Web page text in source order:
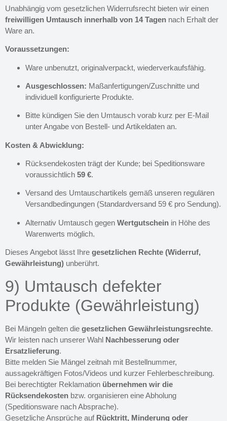
Unabhängig vom gesetzlichen Widerrufsrecht bieten wir einen
freiwilligen Umtausch innerhalb von 14 Tagen nach Erhalt der
Ware an.
Voraussetzungen:
Ware unbenutzt, originalverpackt, wiederverkaufsfähig.
Ausgeschlossen: Maßanfertigungen/Zuschnitte und
individuell konfigurierte Produkte.
Bitte kündigen Sie den Umtausch vorab kurz per E-Mail
unter Angabe von Bestell- und Artikeldaten an.
Kosten & Abwicklung:
Rücksendekosten trägt der Kunde; bei Speditionsware
voraussichtlich 59 €.
Versand des Umtauschartikels gemäß unseren regulären
Versandbedingungen (Standardversand 59 € pro Sendung).
Alternativ Umtausch gegen Wertgutschein in Höhe des
Warenwerts möglich.
Dieses Angebot lässt Ihre gesetzlichen Rechte (Widerruf,
Gewährleistung) unberührt.
9) Umtausch defekter
Produkte (Gewährleistung)
Bei Mängeln gelten die gesetzlichen Gewährleistungsrechte.
Wir leisten nach unserer Wahl Nachbesserung oder
Ersatzlieferung.
Bitte melden Sie Mängel zeitnah mit Bestellnummer,
aussagekräftigen Fotos/Videos und kurzer Fehlerbeschreibung.
Bei berechtigter Reklamation übernehmen wir die
Rücksendekosten bzw. organisieren eine Abholung
(Speditionsware nach Absprache).
Gesetzliche Ansprüche auf Rücktritt, Minderung oder